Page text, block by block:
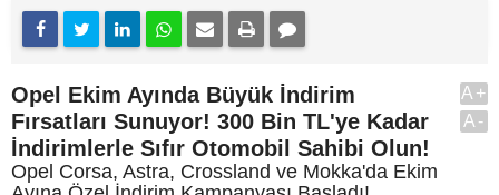
Opel Ekim Ayında Büyük İndirim
Fırsatları Sunuyor! 300 Bin TL'ye Kadar
İndirimlerle Sıfır Otomobil Sahibi Olun!
Opel Corsa, Astra, Crossland ve Mokka'da Ekim
A+
A-